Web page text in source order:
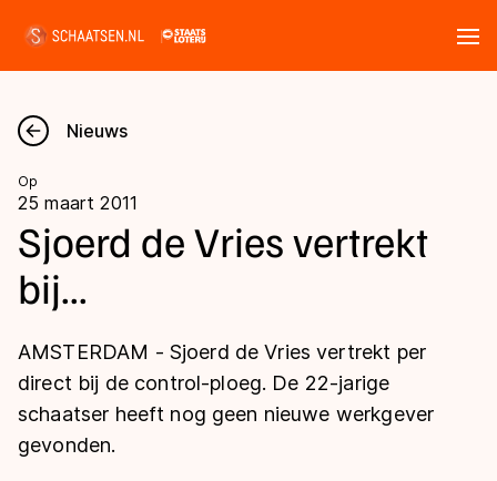
Nieuws
Kalender
Disciplines
Langebaan
Shorttrack
Inlineskaten
Uitslagen
Langebaan
Shorttrack
Tijden & historie
Nieuws
Op
25 maart 2011
Sjoerd de Vries vertrekt
bij...
AMSTERDAM - Sjoerd de Vries vertrekt per
direct bij de control-ploeg. De 22-jarige
schaatser heeft nog geen nieuwe werkgever
gevonden.